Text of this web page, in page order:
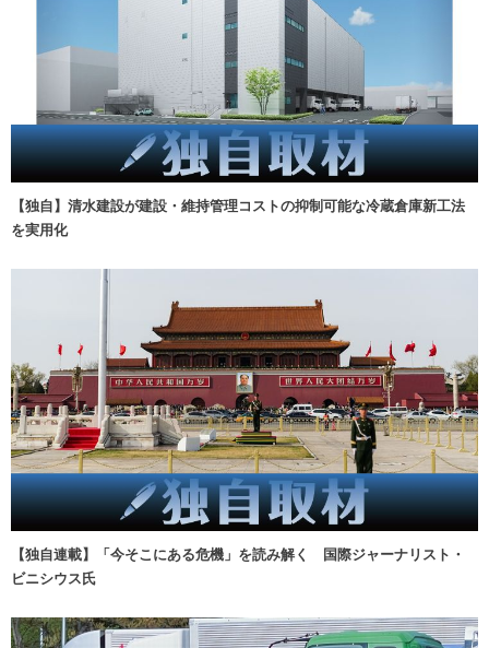
【独自】清水建設が建設・維持管理コストの抑制可能な冷蔵倉庫新工法
を実用化
【独自連載】「今そこにある危機」を読み解く 国際ジャーナリスト・
ビニシウス氏